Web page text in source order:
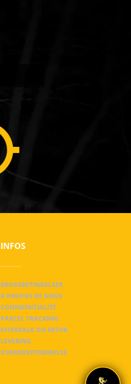
INFOS
BRUGSBETINGELSER
À PROPOS DE NOUS
CONFIDENTIALITÉ
PARCEL TRACKING
EFTERSALG OG RETUR
LEVERING
OVERENSSTEMMELSE